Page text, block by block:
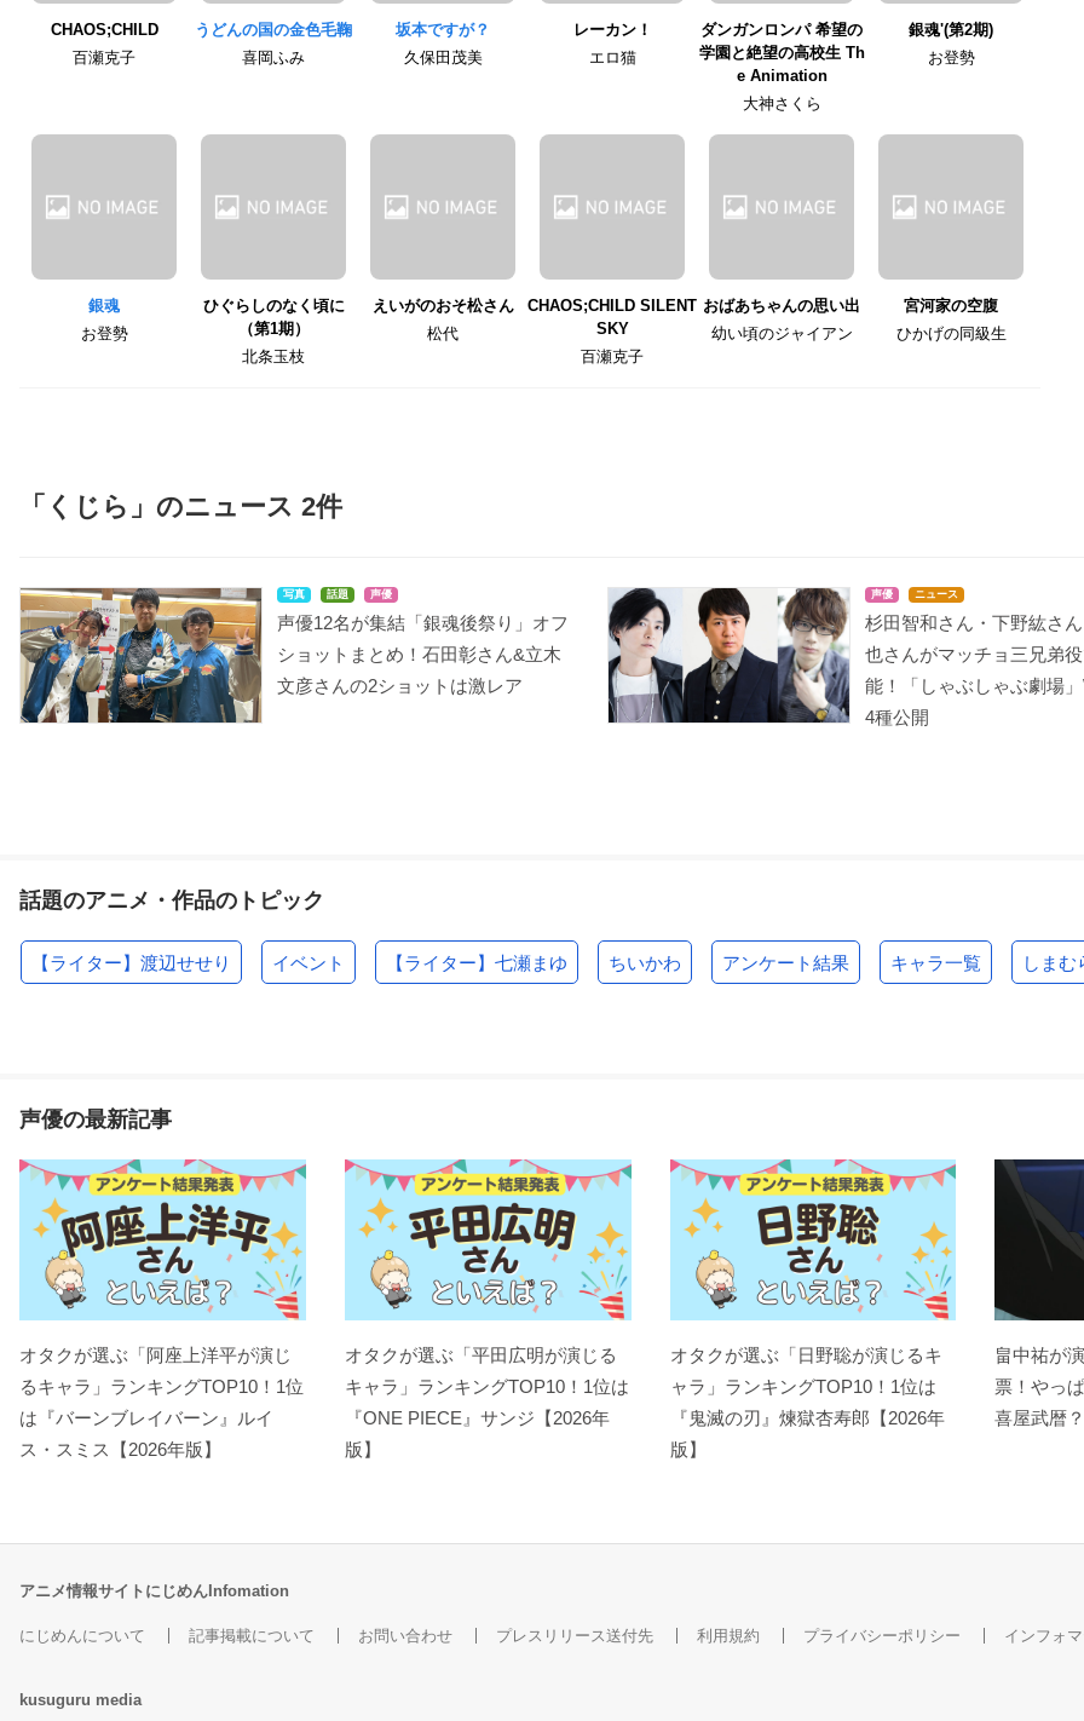
CHAOS;CHILD
百瀬克子
うどんの国の金色毛鞠
喜岡ふみ
坂本ですが？
久保田茂美
レーカン！
エロ猫
ダンガンロンパ 希望の
学園と絶望の高校生 Th
e Animation
大神さくら
銀魂'(第2期)
お登勢
銀魂
お登勢
ひぐらしのなく頃に
（第1期）
北条玉枝
えいがのおそ松さん
松代
CHAOS;CHILD SILENT
SKY
百瀬克子
おばあちゃんの思い出
幼い頃のジャイアン
宮河家の空腹
ひかげの同級生
「くじら」のニュース 2件
写真 話題 声優
声優12名が集結「銀魂後祭り」オフ
ショットまとめ！石田彰さん&立木
文彦さんの2ショットは激レア
声優 ニュース
杉田智和さん・下野紘さ
也さんがマッチョ三兄弟
能！「しゃぶしゃぶ劇場
4種公開
話題のアニメ・作品のトピック
【ライター】渡辺せせり イベント 【ライター】七瀬まゆ ちいかわ アンケート結果 キャラ一覧 しまむ
声優の最新記事
オタクが選ぶ「阿座上洋平が演じ
るキャラ」ランキングTOP10！1位
は『バーンブレイバーン』ルイ
ス・スミス【2026年版】
オタクが選ぶ「平田広明が演じる
キャラ」ランキングTOP10！1位は
『ONE PIECE』サンジ【2026年
版】
オタクが選ぶ「日野聡が演じるキ
ャラ」ランキングTOP10！1位は
『鬼滅の刃』煉󠄁獄杏寿郎【2026年
版】
畠中祐が
票！やっ
喜屋武暦
アニメ情報サイトにじめんInfomation
にじめんについて 記事掲載について お問い合わせ プレスリリース送付先 利用規約 プライバシーポリシー インフォ
kusuguru media